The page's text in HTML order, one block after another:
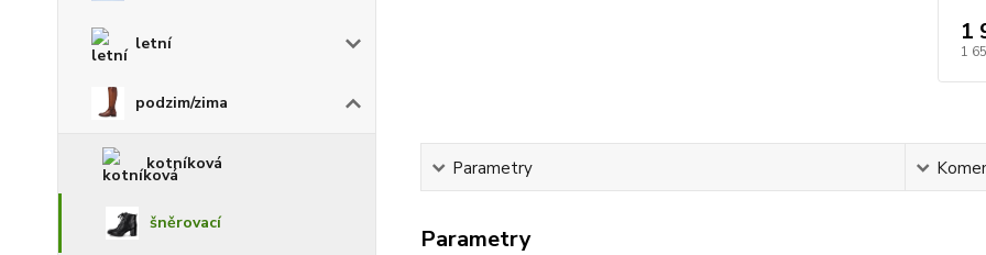
letní
podzim/zima
kotníková
šněrovací
1
1
Parametry
Parametry